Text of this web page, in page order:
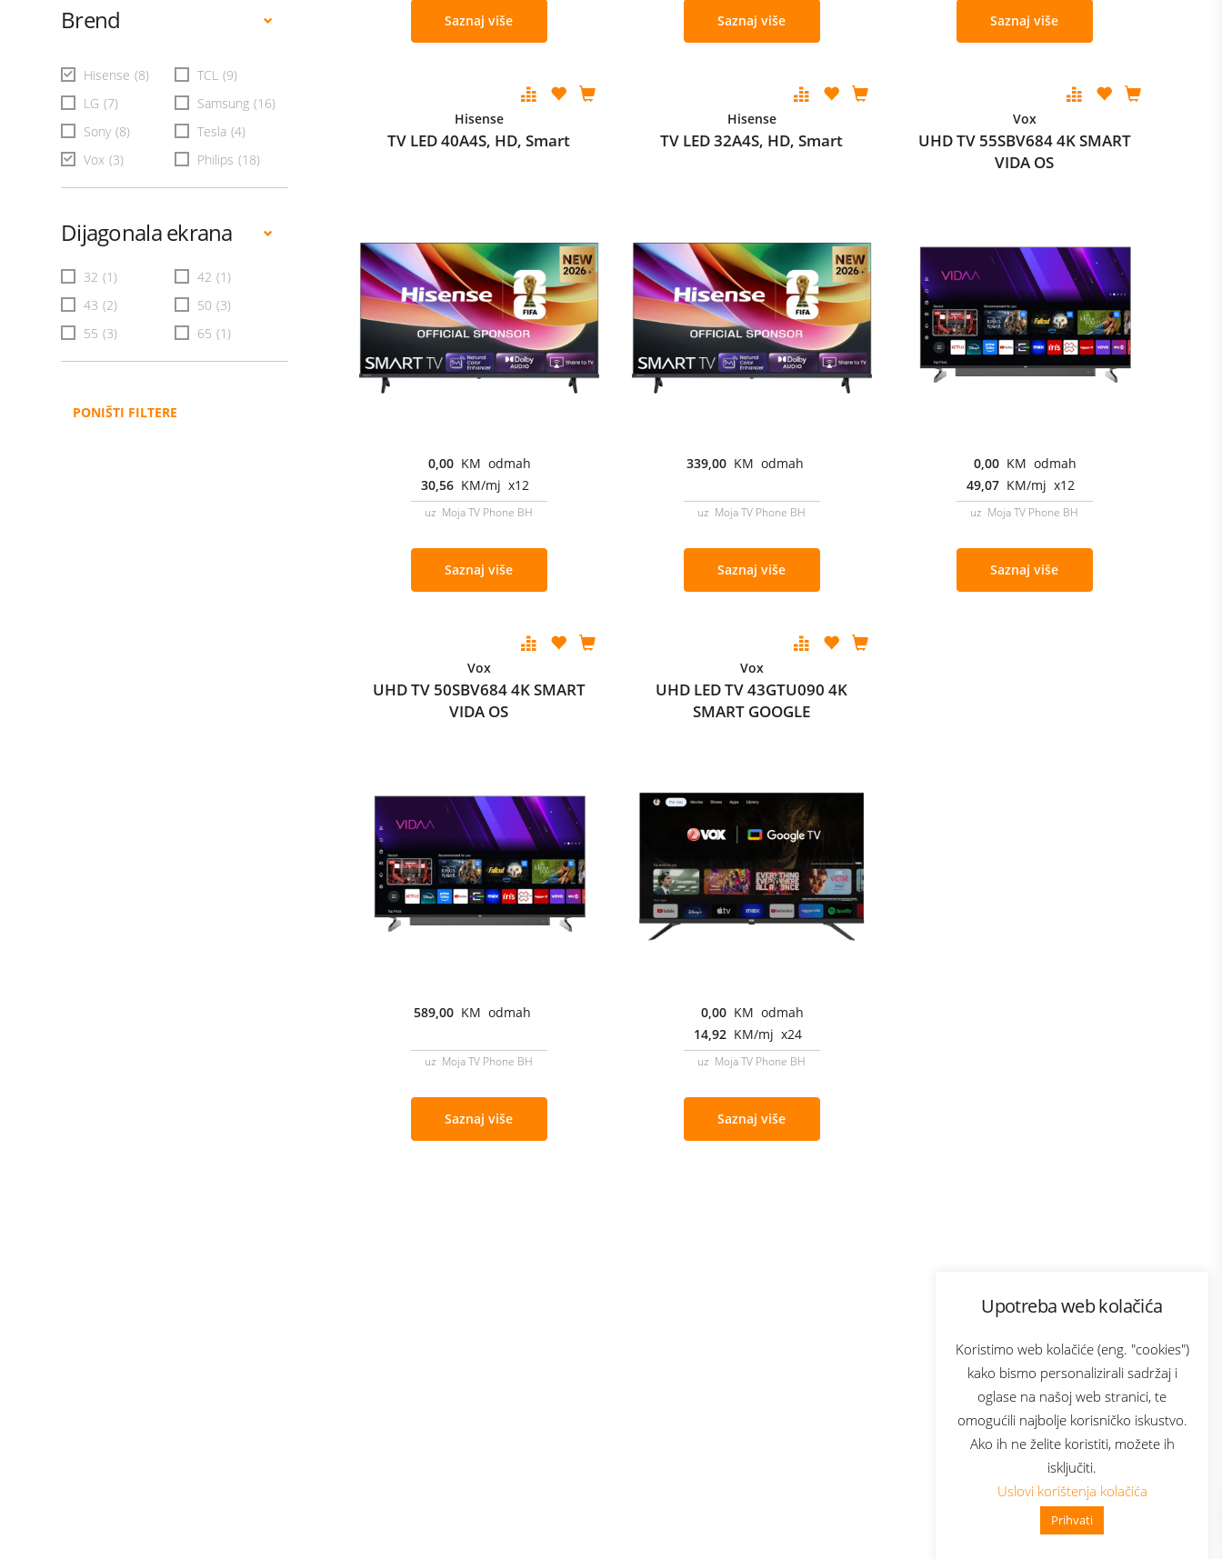
Upotreba web kolačića
Koristimo web kolačiće (eng. "cookies")
kako bismo personalizirali sadržaj i
oglase na našoj web stranici, te
omogućili najbolje korisničko iskustvo.
Ako ih ne želite koristiti, možete ih
isključiti.
Uslovi korištenja kolačića
Prihvati
👋 Zdravo, kako mogu pomoći?
Brend
Hisense (8) TCL (9)
LG (7) Samsung (16)
Sony (8) Tesla (4)
Vox (3) Philips (18)
Dijagonala ekrana
32 (1) 42 (1)
43 (2) 50 (3)
55 (3) 65 (1)
PONIŠTI FILTERE
Saznaj više Saznaj više Saznaj više
Hisense
TV LED 40A4S, HD, Smart
0,00 KM odmah
30,56 KM/mj x12
uz Moja TV Phone BH
Saznaj više
Hisense
TV LED 32A4S, HD, Smart
339,00 KM odmah
uz Moja TV Phone BH
Saznaj više
Vox
UHD TV 55SBV684 4K SMART
VIDA OS
0,00 KM odmah
49,07 KM/mj x12
uz Moja TV Phone BH
Saznaj više
Vox
UHD TV 50SBV684 4K SMART
VIDA OS
589,00 KM odmah
uz Moja TV Phone BH
Saznaj više
Vox
UHD LED TV 43GTU090 4K
SMART GOOGLE
0,00 KM odmah
14,92 KM/mj x24
uz Moja TV Phone BH
Saznaj više
Bonus plus
Prijava za newsletter